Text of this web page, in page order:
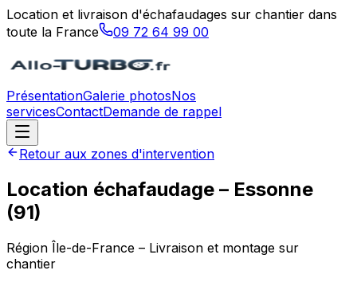
Location et livraison d'échafaudages sur chantier dans
toute la France
09 72 64 99 00
PrésentationGalerie photosNos
servicesContactDemande de rappel
Retour aux zones d'intervention
Location échafaudage – Essonne
(91)
Région Île-de-France – Livraison et montage sur
chantier